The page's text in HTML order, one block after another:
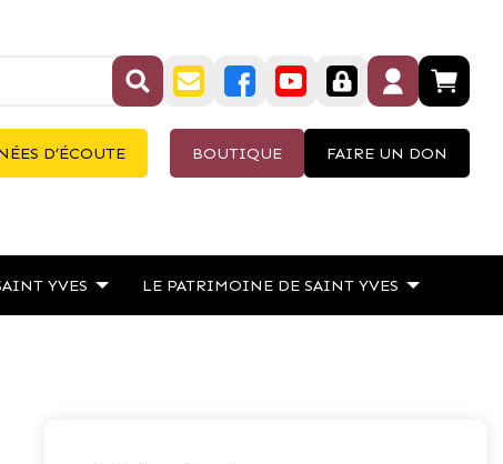
D’ÉCOUTE BOUTIQUE FAIRE UN DON
YVES LE PATRIMOINE DE SAINT YVES